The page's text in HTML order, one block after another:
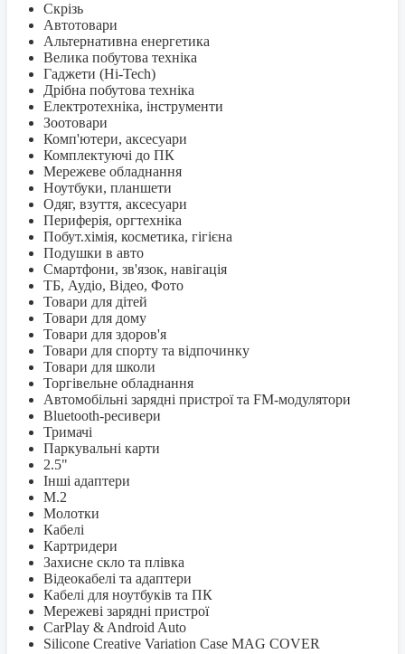
Скрізь
Автотовари
Альтернативна енергетика
Велика побутова техніка
Гаджети (Hi-Tech)
Дрібна побутова техніка
Електротехніка, інструменти
Зоотовари
Комп'ютери, аксесуари
Комплектуючі до ПК
Мережеве обладнання
Ноутбуки, планшети
Одяг, взуття, аксесуари
Периферія, оргтехніка
Побут.хімія, косметика, гігієна
Подушки в авто
Смартфони, зв'язок, навігація
ТБ, Аудіо, Відео, Фото
Товари для дітей
Товари для дому
Товари для здоров'я
Товари для спорту та відпочинку
Товари для школи
Торгівельне обладнання
Автомобільні зарядні пристрої та FM-модулятори
Bluetooth-ресивери
Тримачі
Паркувальні карти
2.5"
Інші адаптери
M.2
Молотки
Кабелі
Картридери
Захисне скло та плівка
Відеокабелі та адаптери
Кабелі для ноутбуків та ПК
Мережеві зарядні пристрої
CarPlay & Android Auto
Silicone Creative Variation Case MAG COVER